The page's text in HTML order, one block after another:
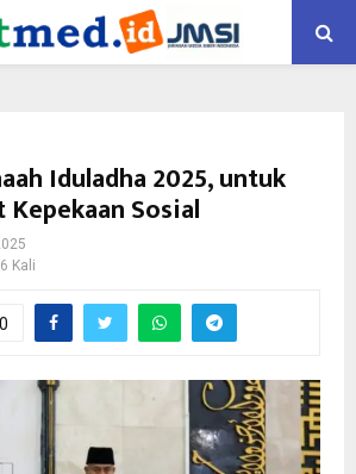
Iduladha 2025, untuk
Sosial
Kali
0